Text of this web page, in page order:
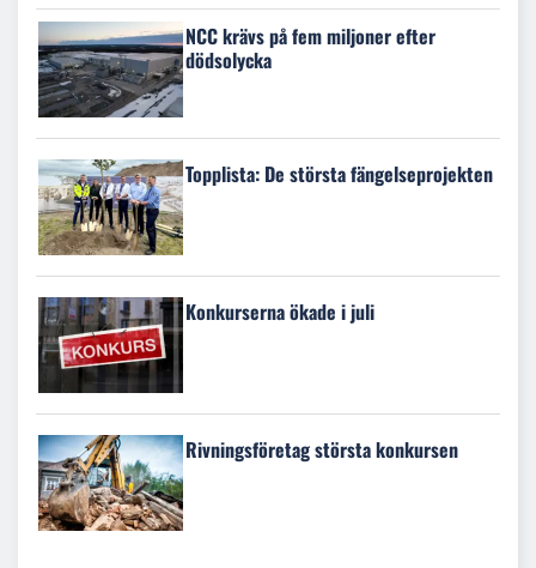
NCC krävs på fem miljoner efter
dödsolycka
Topplista: De största fängelseprojekten
Konkurserna ökade i juli
Rivningsföretag största konkursen